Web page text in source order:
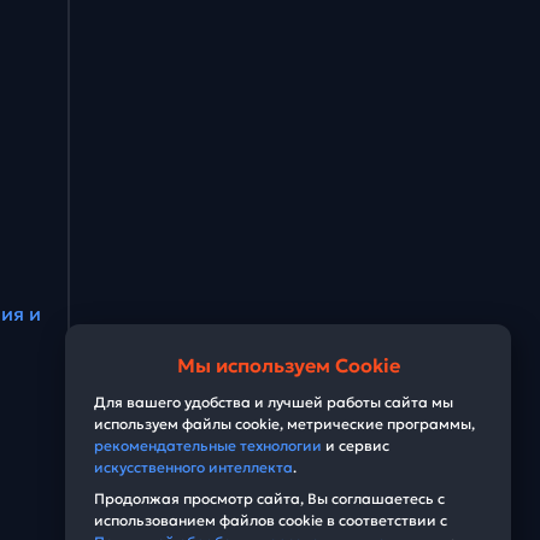
и
Мы используем Cookie
Для вашего удобства и лучшей работы сайта мы
используем файлы cookie, метрические программы,
рекомендательные технологии и сервис
искусственного интеллекта.
Продолжая просмотр сайта, Вы соглашаетесь с
использованием файлов cookie в соответствии с